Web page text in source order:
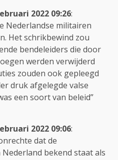
2022 09:26:
Nederlandse militairen
Het schrikbewind zou
bendeleiders die door
werden verwijderd
zouden ook gepleegd
druk afgelegde valse
een soort van beleid”
2022 09:06:
dat de
bekend staat als